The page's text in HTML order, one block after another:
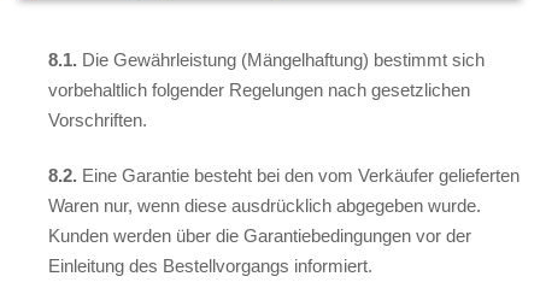
8.1. Die Gewährleistung (Mängelhaftung) bestimmt sich
vorbehaltlich folgender Regelungen nach gesetzlichen
Vorschriften.
8.2. Eine Garantie besteht bei den vom Verkäufer gelieferten
Waren nur, wenn diese ausdrücklich abgegeben wurde.
Kunden werden über die Garantiebedingungen vor der
Einleitung des Bestellvorgangs informiert.